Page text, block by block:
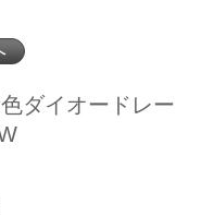
ダイオードレー